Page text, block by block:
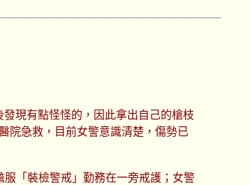
現有點怪怪的，因此拿出自己的槍枝
院急救，目前女警意識清楚，傷勢已
「裝檢警戒」勤務在一旁戒護；女警